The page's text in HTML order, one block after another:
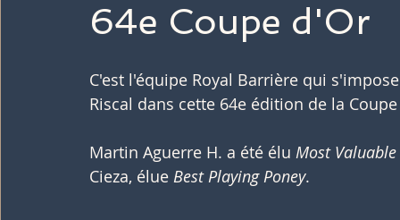
64e Coupe d'Or
C'est l'équipe Royal Barrière qui
Riscal dans cette 64e édition de la
Martin Aguerre H. a été élu Most
Cieza, élue Best Playing Poney.